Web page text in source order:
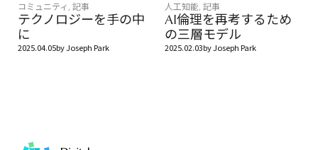
コミュニティ , 記事
テクノロジーを手の中
に
2025.04.05byJoseph Park
人工知能, 記事
AI倫理を再考するため
の三層モデル
2025.02.03byJoseph Park